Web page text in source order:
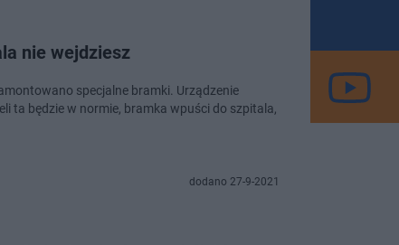
nie wejdziesz
specjalne bramki. Urządzenie
ta będzie w normie, bramka wpuści do szpitala,
dodano 27-9-2021